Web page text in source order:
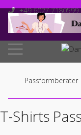
+49 6027 7180599
Mo-Fr: 10.00 -
Passformberater
T-Shirts